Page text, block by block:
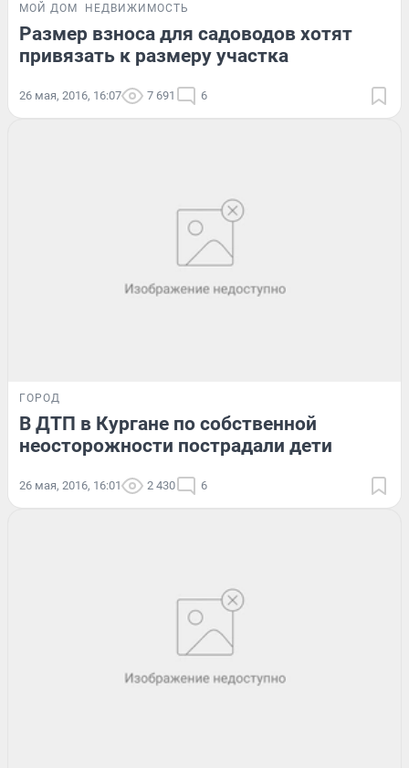
МОЙ ДОМ НЕДВИЖИМОСТЬ
Размер взноса для садоводов хотят
привязать к размеру участка
26 мая, 2016, 16:07 7 691 6
ГОРОД
В ДТП в Кургане по собственной
неосторожности пострадали дети
26 мая, 2016, 16:01 2 430 6